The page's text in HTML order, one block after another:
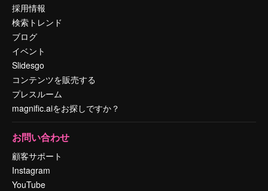
採用情報
検索トレンド
ブログ
イベント
Slidesgo
コンテンツを販売する
プレスルーム
magnific.aiをお探しですか？
お問い合わせ
顧客サポート
Instagram
YouTube